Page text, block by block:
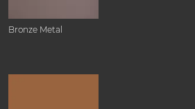
Bronze Metal